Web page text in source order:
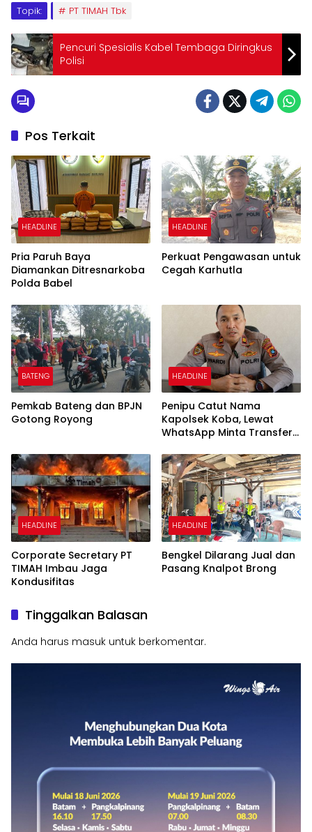
Topik: PT TIMAH Tbk
Pencuri Spesialis Kabel Tembaga Diringkus
Polisi
Pos Terkait
HEADLINE
Pria Paruh Baya
Diamankan Ditresnarkoba
Polda Babel
HEADLINE
Perkuat Pengawasan untuk
Cegah Karhutla
BATENG
Pemkab Bateng dan BPJN
Gotong Royong
HEADLINE
Penipu Catut Nama
Kapolsek Koba, Lewat
WhatsApp Minta Transfer
HEADLINE
Corporate Secretary PT
TIMAH Imbau Jaga
Kondusifitas
HEADLINE
Bengkel Dilarang Jual dan
Pasang Knalpot Brong
Tinggalkan Balasan
Anda harus masuk untuk berkomentar.